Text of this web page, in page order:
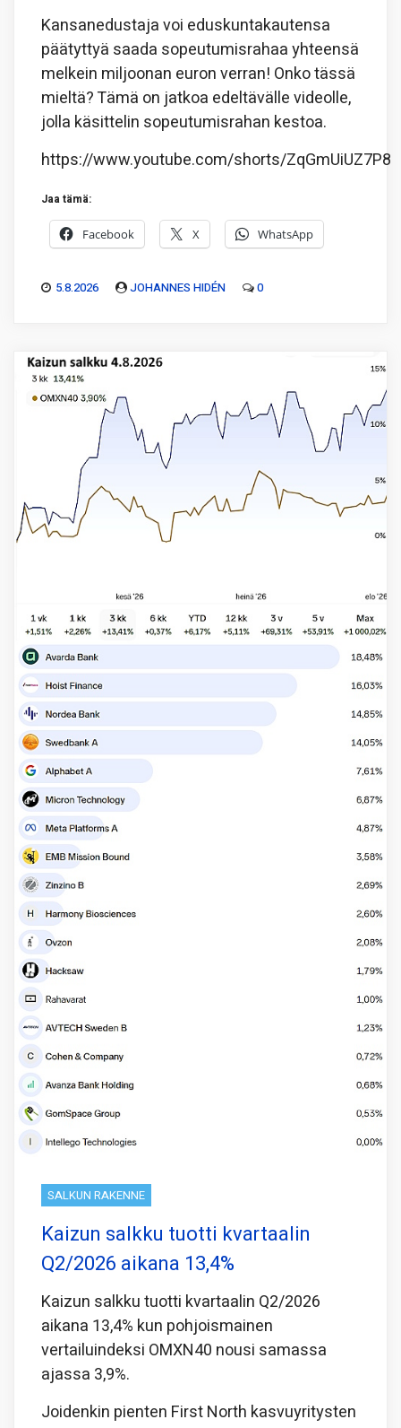
Kansanedustaja voi eduskuntakautensa
päätyttyä saada sopeutumisrahaa yhteensä
melkein miljoonan euron verran! Onko tässä
mieltä? Tämä on jatkoa edeltävälle videolle,
jolla käsittelin sopeutumisrahan kestoa.
https://www.youtube.com/shorts/ZqGmUiUZ7P8
Jaa tämä:
Facebook X WhatsApp
5.8.2026 JOHANNES HIDÉN 0
SALKUN RAKENNE
Kaizun salkku tuotti kvartaalin
Q2/2026 aikana 13,4%
Kaizun salkku tuotti kvartaalin Q2/2026
aikana 13,4% kun pohjoismainen
vertailuindeksi OMXN40 nousi samassa
ajassa 3,9%.
Joidenkin pienten First North kasvuyritysten